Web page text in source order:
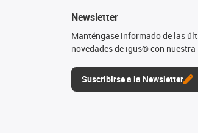
Newsletter
Manténgase informado de las
novedades de igus® con nuestra
Suscribirse a la Newsletter